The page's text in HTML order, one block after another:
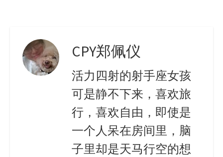
CPY郑佩仪
活力四射的射手座女孩
可是静不下来，喜欢旅
行，喜欢自由，即使是
一个人呆在房间里，脑
子里却是天马行空的想